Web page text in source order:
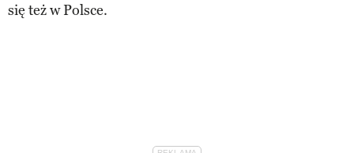
się też w Polsce.